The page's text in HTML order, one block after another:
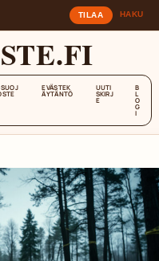
TILAA HAKU
EVÄSTEK
ÄYTÄNTÖ
UUTI
SKIRJ
E
B
L
O
G
I